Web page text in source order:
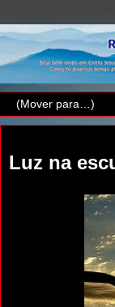
Luz na